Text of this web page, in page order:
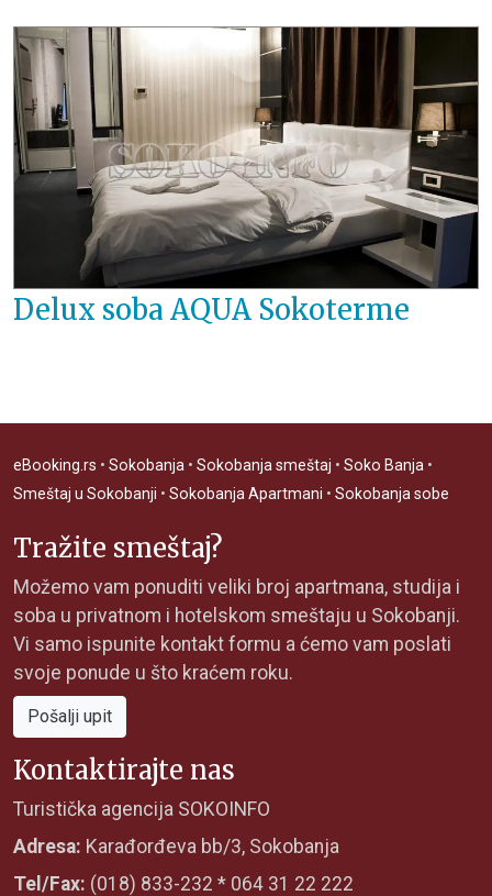
Delux soba AQUA Sokoterme
eBooking.rs • Sokobanja • Sokobanja smeštaj • Soko Banja •
Smeštaj u Sokobanji • Sokobanja Apartmani • Sokobanja sobe
Tražite smeštaj?
Možemo vam ponuditi veliki broj apartmana, studija i
soba u privatnom i hotelskom smeštaju u Sokobanji.
Vi samo ispunite kontakt formu a ćemo vam poslati
svoje ponude u što kraćem roku.
Pošalji upit
Kontaktirajte nas
Turistička agencija SOKOINFO
Adresa: Karađorđeva bb/3, Sokobanja
Tel/Fax: (018) 833-232 * 064 31 22 222